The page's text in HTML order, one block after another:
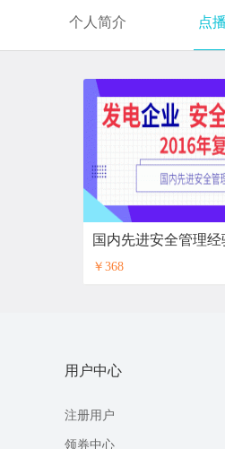
个人简介 点
国内先进安全管理经
￥368
用户中心
注册用户
领券中心